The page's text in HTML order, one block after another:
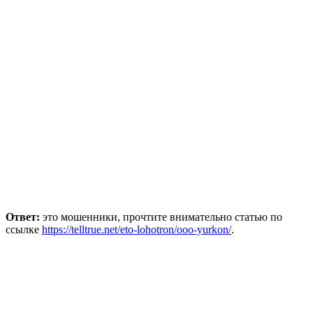
Ответ: это мошенники, прочтите внимательно статью по
ссылке https://telltrue.net/eto-lohotron/ooo-yurkon/.